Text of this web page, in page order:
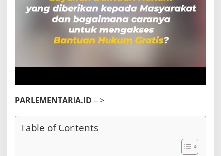
a
r
a
k
a
t
k
e
s
PARLEMENTARIA.ID – >
Table of Contents